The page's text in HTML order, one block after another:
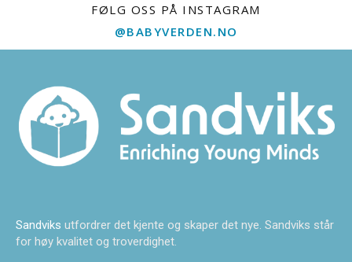
FØLG OSS PÅ INSTAGRAM
@BABYVERDEN.NO
Sandviks utfordrer det kjente og skaper det nye. Sandviks står
for høy kvalitet og troverdighet.